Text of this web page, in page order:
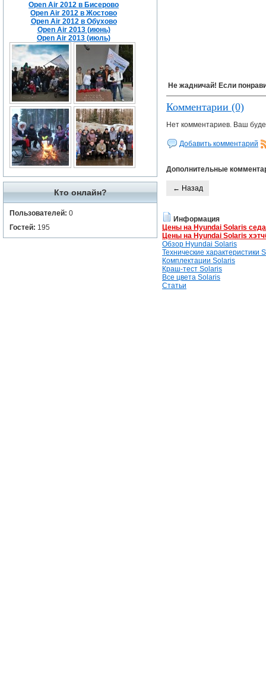
Open Air 2012 в Бисерово
Open Air 2012 в Жостово
Open Air 2012 в Обухово
Open Air 2013 (июнь)
Open Air 2013 (июль)
Кто онлайн?
Пользователей: 0
Гостей: 195
Не жадничай! Если
Комментарии (0)
Нет комментариев. Ваш
Добавить комментарий
Дополнительные
← Назад
Информация
Цены на Hyundai Solaris
Цены на Hyundai Solaris
Обзор Hyundai Solaris
Технические характеристики
Комплектации Solaris
Краш-тест Solaris
Все цвета Solaris
Статьи